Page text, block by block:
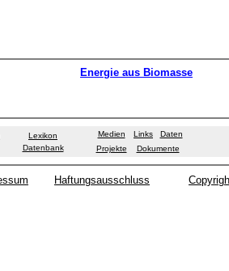
Energie aus Biomasse
Lexikon
Datenbank
Medien Links
Daten
Projekte
Dokumente
Haftungsausschluss